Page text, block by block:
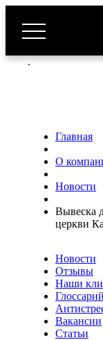
.
Главная
О
Новости
Вывеска
церкви
Новости
Отзывы
Наши
Вакансии
Статьи